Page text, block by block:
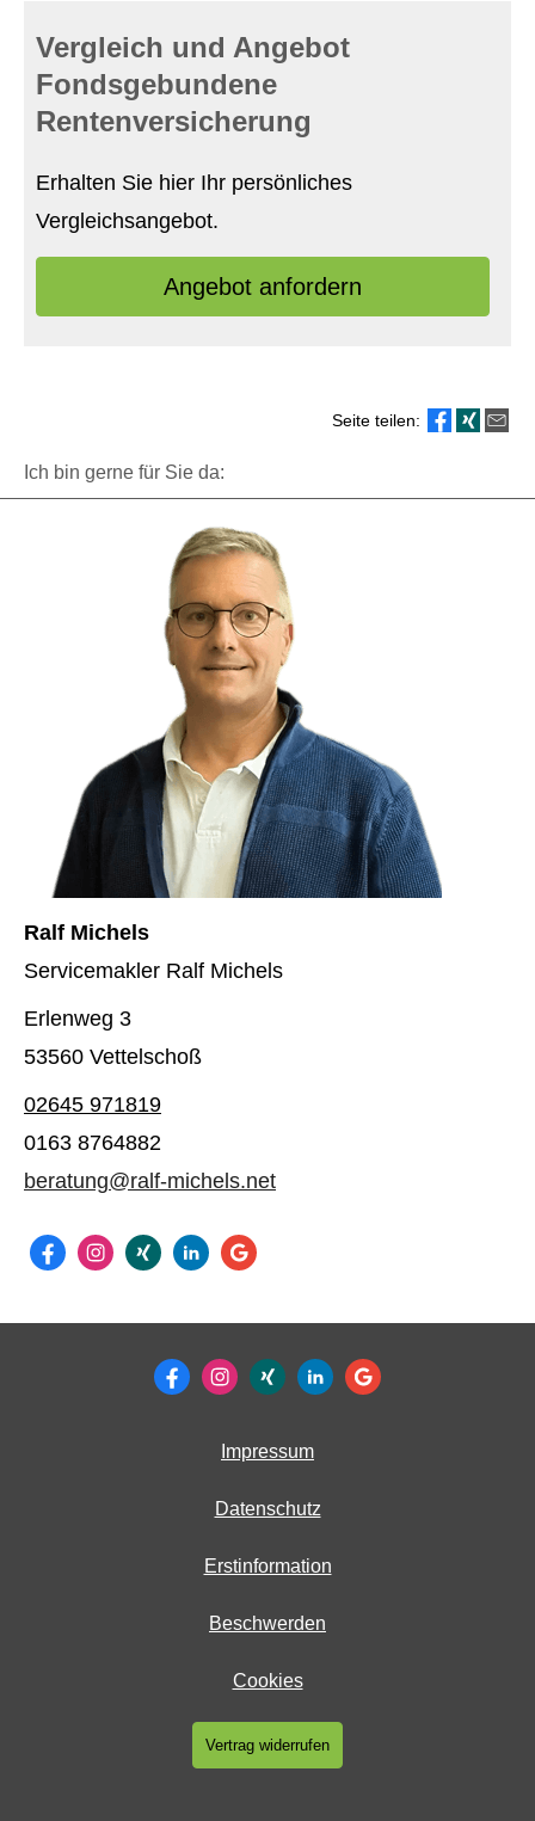
Vergleich und Angebot
Fondsgebundene
Rentenversicherung
Erhalten Sie hier Ihr persönliches
Vergleichsangebot.
An­ge­bot an­for­dern
Seite teilen:
Ich bin gerne für Sie da:
Ralf Michels
Servicemakler Ralf Michels
Erlenweg 3
53560 Vettelschoß
02645 971819
0163 8764882
beratung@ralf-michels.net
Impressum
Datenschutz
Erstinformation
Beschwerden
Cookies
Vertrag widerrufen